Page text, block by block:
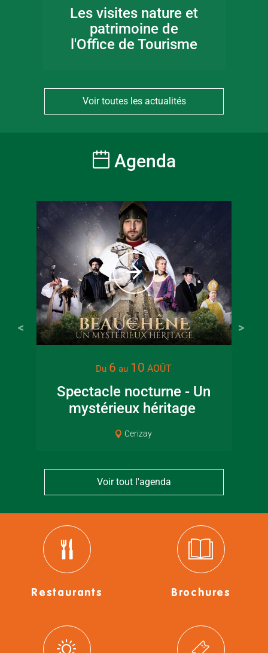
Les visites nature et
patrimoine de
l'Office de Tourisme
Voir toutes les actualités
Agenda
Du 6 au 10 AOÛT
Spectacle nocturne - Un
mystérieux héritage
Cerizay
Voir tout l'agenda
Restaurants Brochures